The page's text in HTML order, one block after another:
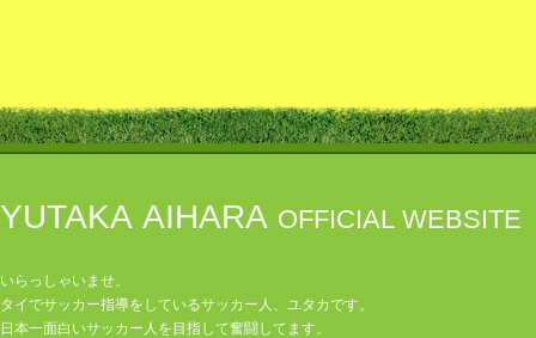
YUTAKA AIHARA OFFICIAL WEBSITE
いらっしゃいませ。
タイでサッカー指導をしているサッカー人、ユタカです。
日本一面白いサッカー人を目指して奮闘してます。